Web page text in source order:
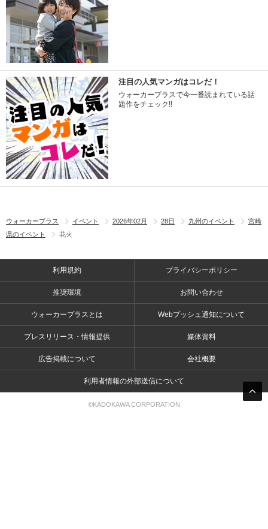
注目の人気マンガはコレだ！
ウォーカープラスで今一番読まれている話
題作をチェック!!
ウォーカープラス イベント 2026年02月 28日 九州のイベント
宮崎
県のイベント
花火
利用規約 プライバシーポリシー
推奨環境 お問い合わせ
ウォーカープラスとは Webプッシュ通知について
プレスリリース・情報提供 媒体資料
広告掲載について 会社概要
利用者情報の外部送信について
©KADOKAWA CORPORATION